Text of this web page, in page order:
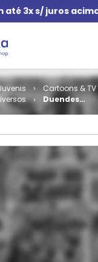
até 3x s/ juros acima
Cartoons & TV
Duendes